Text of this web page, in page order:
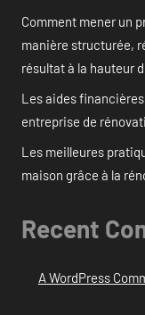
Comment mener un
manière structurée,
résultat à la hauteur
Les aides
entreprise de
Les meilleures
maison grâce à la
Recent
A WordPress